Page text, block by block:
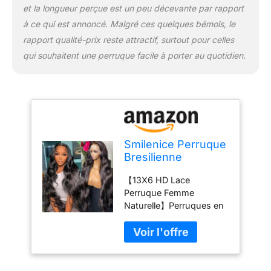
Perruque sans colle
cheveux humains facile
installer et ajuster, maille
respirante hautement
extensible améliorée,
chevelu. 【Perruque
Cheveux Humain
Matière】12A Grade
perruque femme
naturelle brésilien peut
être lissée, bouclée,
décolorée, tout comme
vos propres cheveux.
Perruques femmes
propres. Naturel et sain,
lisse et soyeux, dure
jusqu'à 1 ans et plus
et la longueur perçue est un peu décevante par rapport
à ce qui est annoncé. Malgré ces quelques bémols, le
rapport qualité-prix reste attractif, surtout pour celles
qui souhaitent une perruque facile à porter au quotidien.
Smilenice Perruque
Bresilienne
200% Densité 13x6
Perruque Femme
Naturelle Bouclée
Body Wave HD
Lace Frontal
Glueless Wig
Human Hair for
【13X6 HD Lace
Perruque Femme
Naturelle】Perruques en
en cheveux humains non
traités 12A 100 % vierges
brésiliennes pour